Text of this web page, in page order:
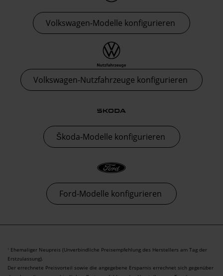
Volkswagen-Modelle konfigurieren
Volkswagen-Nutzfahrzeuge konfigurieren
Škoda-Modelle konfigurieren
Ford-Modelle konfigurieren
1 Ehemaliger Neupreis (Unverbindliche Preisempfehlung des Herstellers am Tag der
Erstzulassung).
Der errechnete Preisvorteil sowie die angegebene Ersparnis errechnet sich gegenüber